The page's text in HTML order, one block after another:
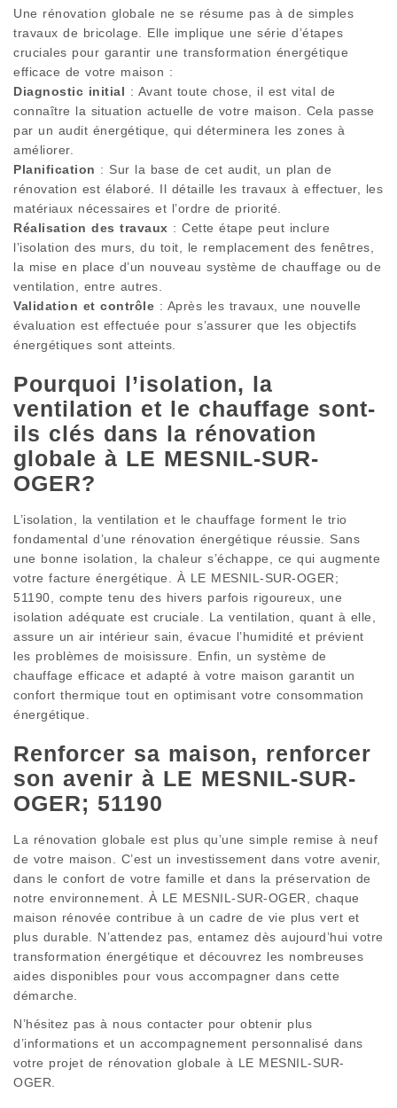
Une rénovation globale ne se résume pas à de simples
travaux de bricolage. Elle implique une série d’étapes
cruciales pour garantir une transformation énergétique
efficace de votre maison :
Diagnostic initial : Avant toute chose, il est vital de
connaître la situation actuelle de votre maison. Cela passe
par un audit énergétique, qui déterminera les zones à
améliorer.
Planification : Sur la base de cet audit, un plan de
rénovation est élaboré. Il détaille les travaux à effectuer, les
matériaux nécessaires et l’ordre de priorité.
Réalisation des travaux : Cette étape peut inclure
l’isolation des murs, du toit, le remplacement des fenêtres,
la mise en place d’un nouveau système de chauffage ou de
ventilation, entre autres.
Validation et contrôle : Après les travaux, une nouvelle
évaluation est effectuée pour s’assurer que les objectifs
énergétiques sont atteints.
Pourquoi l’isolation, la
ventilation et le chauffage sont-
ils clés dans la rénovation
globale à LE MESNIL-SUR-
OGER?
L’isolation, la ventilation et le chauffage forment le trio
fondamental d’une rénovation énergétique réussie. Sans
une bonne isolation, la chaleur s’échappe, ce qui augmente
votre facture énergétique. À LE MESNIL-SUR-OGER;
51190, compte tenu des hivers parfois rigoureux, une
isolation adéquate est cruciale. La ventilation, quant à elle,
assure un air intérieur sain, évacue l’humidité et prévient
les problèmes de moisissure. Enfin, un système de
chauffage efficace et adapté à votre maison garantit un
confort thermique tout en optimisant votre consommation
énergétique.
Renforcer sa maison, renforcer
son avenir à LE MESNIL-SUR-
OGER; 51190
La rénovation globale est plus qu’une simple remise à neuf
de votre maison. C’est un investissement dans votre avenir,
dans le confort de votre famille et dans la préservation de
notre environnement. À LE MESNIL-SUR-OGER, chaque
maison rénovée contribue à un cadre de vie plus vert et
plus durable. N’attendez pas, entamez dès aujourd’hui votre
transformation énergétique et découvrez les nombreuses
aides disponibles pour vous accompagner dans cette
démarche.
N’hésitez pas à nous contacter pour obtenir plus
d’informations et un accompagnement personnalisé dans
votre projet de rénovation globale à LE MESNIL-SUR-
OGER.